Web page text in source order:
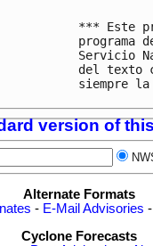
*** Este
programa
Servicio
del texto
siempre
version of
Alternate Formats
- E-Mail Advisories -
Cyclone Forecasts